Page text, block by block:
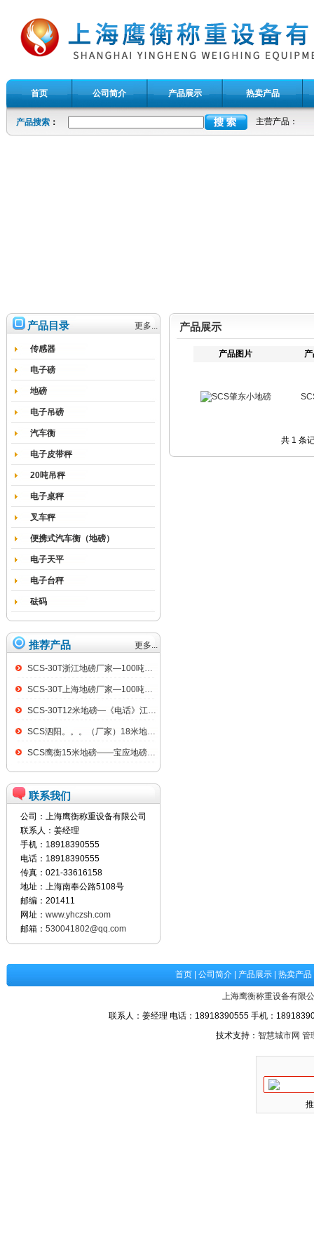
首页 公司简介 产品展示 热卖产品
产品搜索 ： 主营产品：
产品目录 更多...
传感器
电子磅
地磅
电子吊磅
汽车衡
电子皮带秤
20吨吊秤
电子桌秤
叉车秤
便携式汽车衡（地磅）
电子天平
电子台秤
砝码
推荐产品 更多...
SCS-30T浙江地磅厂家—100吨汽车衡
SCS-30T上海地磅厂家—100吨汽车衡
SCS-30T12米地磅—《电话》江阴100吨地磅
SCS泗阳。。。（厂家）18米地磅（低价）
SCS鹰衡15米地磅——宝应地磅销售点
联系我们
公司：上海鹰衡称重设备有限公司
联系人：姜经理
手机：18918390555
电话：18918390555
传真：021-33616158
地址：上海南奉公路5108号
邮编：201411
网址： www.yhczsh.com
邮箱： 530041802@qq.com
产品展示
产品图片
共 1 条
首页 公司简介 产品展示 热卖产品
上海鹰衡称重设备有限
联系人：姜经理 电话：18918390555 手机：
技术支持： 智慧城市网 管